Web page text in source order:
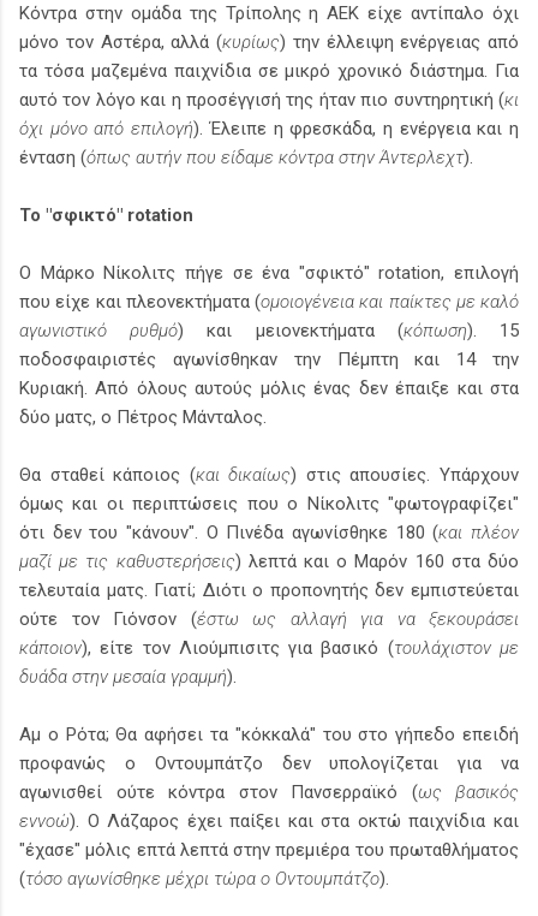
Κόντρα στην ομάδα της Τρίπολης η ΑΕΚ είχε αντίπαλο όχι
μόνο τον Αστέρα, αλλά (κυρίως) την έλλειψη ενέργειας από
τα τόσα μαζεμένα παιχνίδια σε μικρό χρονικό διάστημα. Για
αυτό τον λόγο και η προσέγγισή της ήταν πιο συντηρητική (κι
όχι μόνο από επιλογή). Έλειπε η φρεσκάδα, η ενέργεια και η
ένταση (όπως αυτήν που είδαμε κόντρα στην Άντερλεχτ).
Το "σφικτό" rotation
Ο Μάρκο Νίκολιτς πήγε σε ένα "σφικτό" rotation, επιλογή
που είχε και πλεονεκτήματα (ομοιογένεια και παίκτες με καλό
αγωνιστικό ρυθμό) και μειονεκτήματα (κόπωση). 15
ποδοσφαιριστές αγωνίσθηκαν την Πέμπτη και 14 την
Κυριακή. Από όλους αυτούς μόλις ένας δεν έπαιξε και στα
δύο ματς, ο Πέτρος Μάνταλος.
Θα σταθεί κάποιος (και δικαίως) στις απουσίες. Υπάρχουν
όμως και οι περιπτώσεις που ο Νίκολιτς "φωτογραφίζει"
ότι δεν του "κάνουν". Ο Πινέδα αγωνίσθηκε 180 (και πλέον
μαζί με τις καθυστερήσεις) λεπτά και ο Μαρόν 160 στα δύο
τελευταία ματς. Γιατί; Διότι ο προπονητής δεν εμπιστεύεται
ούτε τον Γιόνσον (έστω ως αλλαγή για να ξεκουράσει
κάποιον), είτε τον Λιούμπισιτς για βασικό (τουλάχιστον με
δυάδα στην μεσαία γραμμή).
Αμ ο Ρότα; Θα αφήσει τα "κόκκαλά" του στο γήπεδο επειδή
προφανώς ο Οντουμπάτζο δεν υπολογίζεται για να
αγωνισθεί ούτε κόντρα στον Πανσερραϊκό (ως βασικός
εννοώ). Ο Λάζαρος έχει παίξει και στα οκτώ παιχνίδια και
"έχασε" μόλις επτά λεπτά στην πρεμιέρα του πρωταθλήματος
(τόσο αγωνίσθηκε μέχρι τώρα ο Οντουμπάτζο).